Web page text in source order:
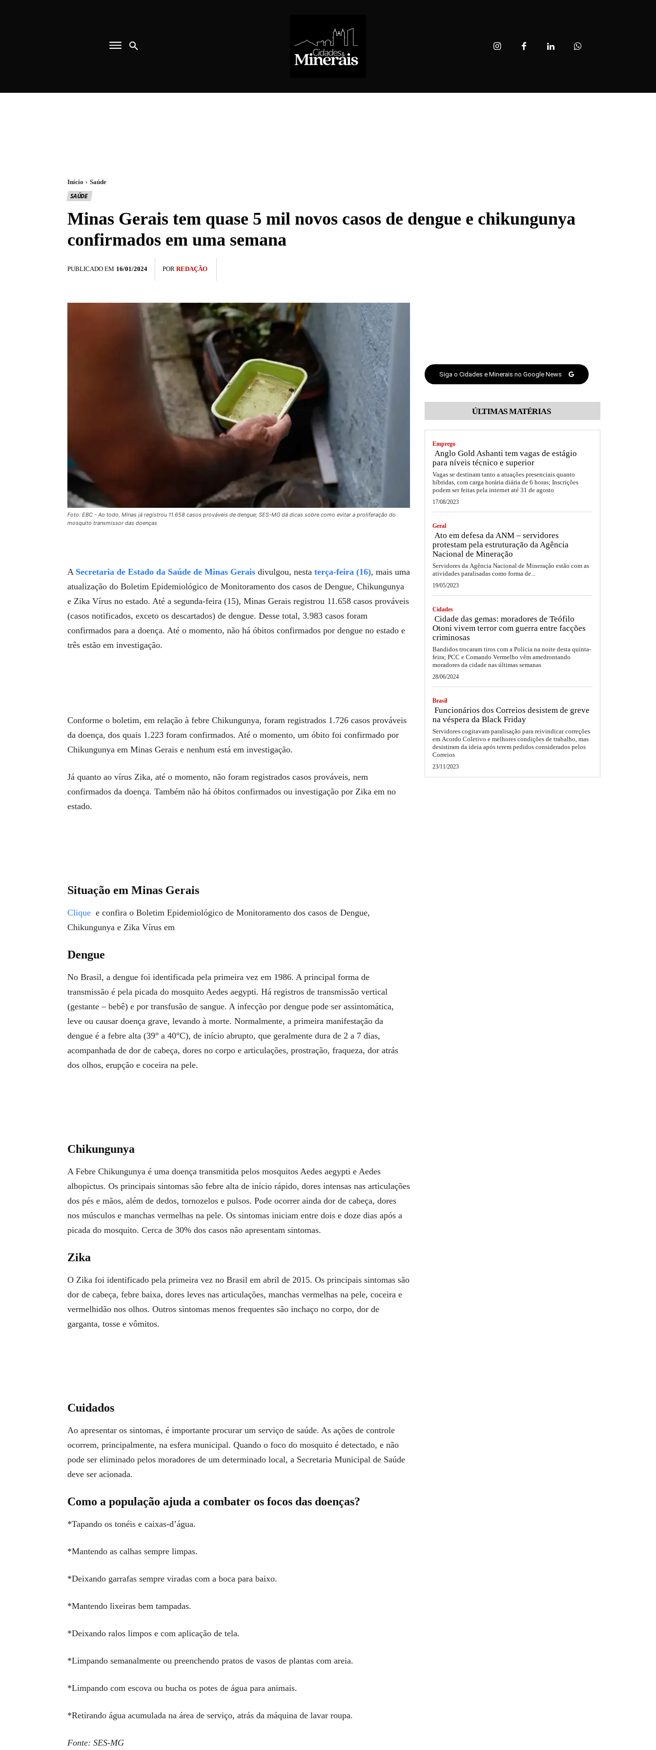
Início Saúde
SAÚDE
Minas Gerais tem quase 5 mil novos casos de dengue e chikungunya
confirmados em uma semana
PUBLICADO EM 16/01/2024 POR REDAÇÃO
Foto: EBC - Ao todo, Minas já registrou 11.658 casos prováveis de dengue; SES-MG dá dicas sobre como evitar a proliferação do
mosquito transmissor das doenças
A Secretaria de Estado da Saúde de Minas Gerais divulgou, nesta terça-feira (16), mais uma
atualização do Boletim Epidemiológico de Monitoramento dos casos de Dengue, Chikungunya
e Zika Vírus no estado. Até a segunda-feira (15), Minas Gerais registrou 11.658 casos prováveis
(casos notificados, exceto os descartados) de dengue. Desse total, 3.983 casos foram
confirmados para a doença. Até o momento, não há óbitos confirmados por dengue no estado e
três estão em investigação.
Conforme o boletim, em relação à febre Chikungunya, foram registrados 1.726 casos prováveis
da doença, dos quais 1.223 foram confirmados. Até o momento, um óbito foi confirmado por
Chikungunya em Minas Gerais e nenhum está em investigação.
Já quanto ao vírus Zika, até o momento, não foram registrados casos prováveis, nem
confirmados da doença. Também não há óbitos confirmados ou investigação por Zika em no
estado.
Situação em Minas Gerais
Clique e confira o Boletim Epidemiológico de Monitoramento dos casos de Dengue,
Chikungunya e Zika Vírus em
Dengue
No Brasil, a dengue foi identificada pela primeira vez em 1986. A principal forma de
transmissão é pela picada do mosquito Aedes aegypti. Há registros de transmissão vertical
(gestante – bebê) e por transfusão de sangue. A infecção por dengue pode ser assintomática,
leve ou causar doença grave, levando à morte. Normalmente, a primeira manifestação da
dengue é a febre alta (39° a 40°C), de início abrupto, que geralmente dura de 2 a 7 dias,
acompanhada de dor de cabeça, dores no corpo e articulações, prostração, fraqueza, dor atrás
dos olhos, erupção e coceira na pele.
Chikungunya
A Febre Chikungunya é uma doença transmitida pelos mosquitos Aedes aegypti e Aedes
albopictus. Os principais sintomas são febre alta de início rápido, dores intensas nas articulações
dos pés e mãos, além de dedos, tornozelos e pulsos. Pode ocorrer ainda dor de cabeça, dores
nos músculos e manchas vermelhas na pele. Os sintomas iniciam entre dois e doze dias após a
picada do mosquito. Cerca de 30% dos casos não apresentam sintomas.
Zika
O Zika foi identificado pela primeira vez no Brasil em abril de 2015. Os principais sintomas são
dor de cabeça, febre baixa, dores leves nas articulações, manchas vermelhas na pele, coceira e
vermelhidão nos olhos. Outros sintomas menos frequentes são inchaço no corpo, dor de
garganta, tosse e vômitos.
Cuidados
Ao apresentar os sintomas, é importante procurar um serviço de saúde. As ações de controle
ocorrem, principalmente, na esfera municipal. Quando o foco do mosquito é detectado, e não
pode ser eliminado pelos moradores de um determinado local, a Secretaria Municipal de Saúde
deve ser acionada.
Como a população ajuda a combater os focos das doenças?
*Tapando os tonéis e caixas-d’água.
*Mantendo as calhas sempre limpas.
*Deixando garrafas sempre viradas com a boca para baixo.
*Mantendo lixeiras bem tampadas.
*Deixando ralos limpos e com aplicação de tela.
*Limpando semanalmente ou preenchendo pratos de vasos de plantas com areia.
*Limpando com escova ou bucha os potes de água para animais.
*Retirando água acumulada na área de serviço, atrás da máquina de lavar roupa.
Fonte: SES-MG
Siga o Cidades e Minerais no Google News
ÚLTIMAS MATÉRIAS
Emprego
Anglo Gold Ashanti tem vagas de estágio
para níveis técnico e superior
Vagas se destinam tanto a atuações presenciais quanto
híbridas, com carga horária diária de 6 horas; Inscrições
podem ser feitas pela internet até 31 de agosto
17/08/2023
Geral
Ato em defesa da ANM – servidores
protestam pela estruturação da Agência
Nacional de Mineração
Servidores da Agência Nacional de Mineração estão com as
atividades paralisadas como forma de...
19/05/2023
Cidades
Cidade das gemas: moradores de Teófilo
Otoni vivem terror com guerra entre facções
criminosas
Bandidos trocaram tiros com a Polícia na noite desta quinta-
feira; PCC e Comando Vermelho vêm amedrontando
moradores da cidade nas últimas semanas
28/06/2024
Brasil
Funcionários dos Correios desistem de greve
na véspera da Black Friday
Servidores cogitavam paralisação para reivindicar correções
em Acordo Coletivo e melhores condições de trabalho, mas
desistiram da ideia após terem pedidos considerados pelos
Correios
23/11/2023